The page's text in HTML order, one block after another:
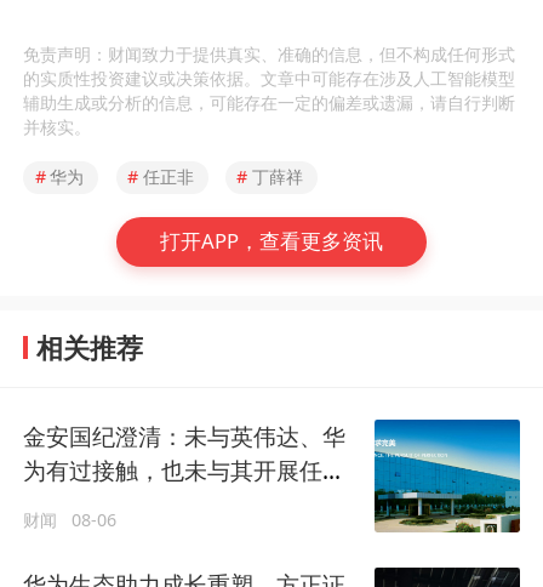
免责声明：财闻致力于提供真实、准确的信息，但不构成任何形式
的实质性投资建议或决策依据。文章中可能存在涉及人工智能模型
辅助生成或分析的信息，可能存在一定的偏差或遗漏，请自行判断
并核实。
#华为 # 任正非 # 丁薛祥
打开APP，查看更多资讯
相关推荐
金安国纪澄清：未与英伟达、华
为有过接触，也未与其开展任何
财闻 08-06